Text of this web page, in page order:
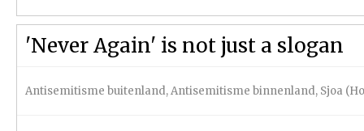
'Never Again' is not just a slogan
Antisemitisme buitenland,Antisemitisme binnenland, Sjoa